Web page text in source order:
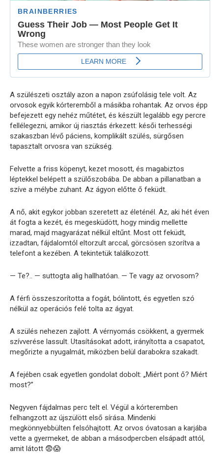
A szülészeti osztály azon a napon zsúfolásig tele volt. Az
orvosok egyik kórteremből a másikba rohantak. Az orvos épp
befejezett egy nehéz műtétet, és készült legalább egy percre
fellélegezni, amikor új riasztás érkezett: késői terhességi
szakaszban lévő páciens, komplikált szülés, sürgősen
tapasztalt orvosra van szükség.
Felvette a friss köpenyt, kezet mosott, és magabiztos
léptekkel belépett a szülőszobába. De abban a pillanatban a
szíve a mélybe zuhant. Az ágyon előtte ő feküdt.
A nő, akit egykor jobban szeretett az életénél. Az, aki hét éven
át fogta a kezét, és megesküdött, hogy mindig mellette
marad, majd magyarázat nélkül eltűnt. Most ott feküdt,
izzadtan, fájdalomtól eltorzult arccal, görcsösen szorítva a
telefont a kezében. A tekintetük találkozott.
— Te?.. — suttogta alig hallhatóan. — Te vagy az orvosom?
A férfi összeszorította a fogát, bólintott, és egyetlen szó
nélkül az operációs felé tolta az ágyat.
A szülés nehezen zajlott. A vérnyomás csökkent, a gyermek
szívverése lassult. Utasításokat adott, irányította a csapatot,
megőrizte a nyugalmát, miközben belül darabokra szakadt.
A fejében csak egyetlen gondolat dobolt: „Miért pont ő? Miért
most?”
Negyven fájdalmas perc telt el. Végül a kórteremben
felhangzott az újszülött első sírása. Mindenki
megkönnyebbülten felsóhajtott. Az orvos óvatosan a karjába
vette a gyermeket, de abban a másodpercben elsápadt attól,
amit látott 😨😱